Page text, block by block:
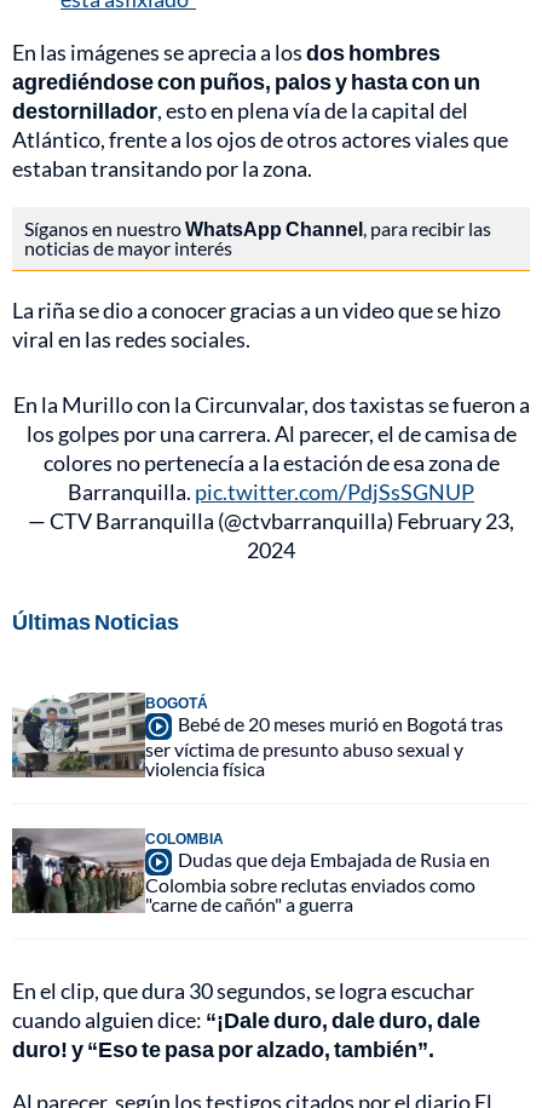
En las imágenes se aprecia a losdos hombres
agrediéndose con puños, palos y hasta con un
destornillador, esto en plena vía de la capital del
Atlántico, frente a los ojos de otros actores viales que
estaban transitando por la zona.
Síganos en nuestroWhatsApp Channel, para recibir las
noticias de mayor interés
La riña se dio a conocer gracias a un video que se hizo
viral en las redes sociales.
En la Murillo con la Circunvalar, dos taxistas se fueron a
los golpes por una carrera. Al parecer, el de camisa de
colores no pertenecía a la estación de esa zona de
Barranquilla. pic.twitter.com/PdjSsSGNUP
— CTV Barranquilla (@ctvbarranquilla) February 23,
2024
Últimas Noticias
BOGOTÁ
Bebé de 20 meses murió en Bogotá tras
ser víctima de presunto abuso sexual y
violencia física
COLOMBIA
Dudas que deja Embajada de Rusia en
Colombia sobre reclutas enviados como
"carne de cañón" a guerra
En el clip, que dura 30 segundos, se logra escuchar
cuando alguien dice: “¡Dale duro, dale duro, dale
duro! y “Eso te pasa por alzado, también”.
Al parecer, según los testigos citados por el diario El